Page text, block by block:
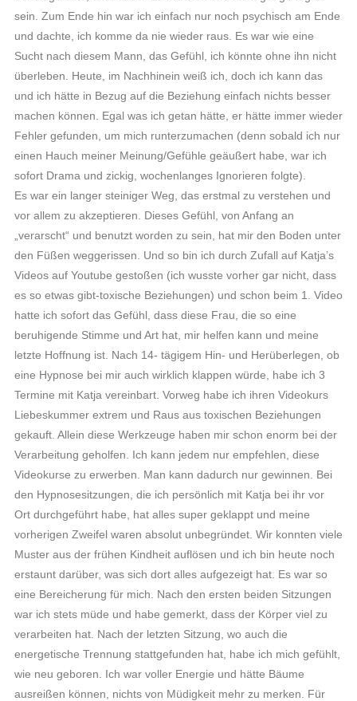
sein. Zum Ende hin war ich einfach nur noch psychisch am Ende
und dachte, ich komme da nie wieder raus. Es war wie eine
Sucht nach diesem Mann, das Gefühl, ich könnte ohne ihn nicht
überleben. Heute, im Nachhinein weiß ich, doch ich kann das
und ich hätte in Bezug auf die Beziehung einfach nichts besser
machen können. Egal was ich getan hätte, er hätte immer wieder
Fehler gefunden, um mich runterzumachen (denn sobald ich nur
einen Hauch meiner Meinung/Gefühle geäußert habe, war ich
sofort Drama und zickig, wochenlanges Ignorieren folgte).
Es war ein langer steiniger Weg, das erstmal zu verstehen und
vor allem zu akzeptieren. Dieses Gefühl, von Anfang an
„verarscht“ und benutzt worden zu sein, hat mir den Boden unter
den Füßen weggerissen. Und so bin ich durch Zufall auf Katja’s
Videos auf Youtube gestoßen (ich wusste vorher gar nicht, dass
es so etwas gibt-toxische Beziehungen) und schon beim 1. Video
hatte ich sofort das Gefühl, dass diese Frau, die so eine
beruhigende Stimme und Art hat, mir helfen kann und meine
letzte Hoffnung ist. Nach 14- tägigem Hin- und Herüberlegen, ob
eine Hypnose bei mir auch wirklich klappen würde, habe ich 3
Termine mit Katja vereinbart. Vorweg habe ich ihren Videokurs
Liebeskummer extrem und Raus aus toxischen Beziehungen
gekauft. Allein diese Werkzeuge haben mir schon enorm bei der
Verarbeitung geholfen. Ich kann jedem nur empfehlen, diese
Videokurse zu erwerben. Man kann dadurch nur gewinnen. Bei
den Hypnosesitzungen, die ich persönlich mit Katja bei ihr vor
Ort durchgeführt habe, hat alles super geklappt und meine
vorherigen Zweifel waren absolut unbegründet. Wir konnten viele
Muster aus der frühen Kindheit auflösen und ich bin heute noch
erstaunt darüber, was sich dort alles aufgezeigt hat. Es war so
eine Bereicherung für mich. Nach den ersten beiden Sitzungen
war ich stets müde und habe gemerkt, dass der Körper viel zu
verarbeiten hat. Nach der letzten Sitzung, wo auch die
energetische Trennung stattgefunden hat, habe ich mich gefühlt,
wie neu geboren. Ich war voller Energie und hätte Bäume
ausreißen können, nichts von Müdigkeit mehr zu merken. Für